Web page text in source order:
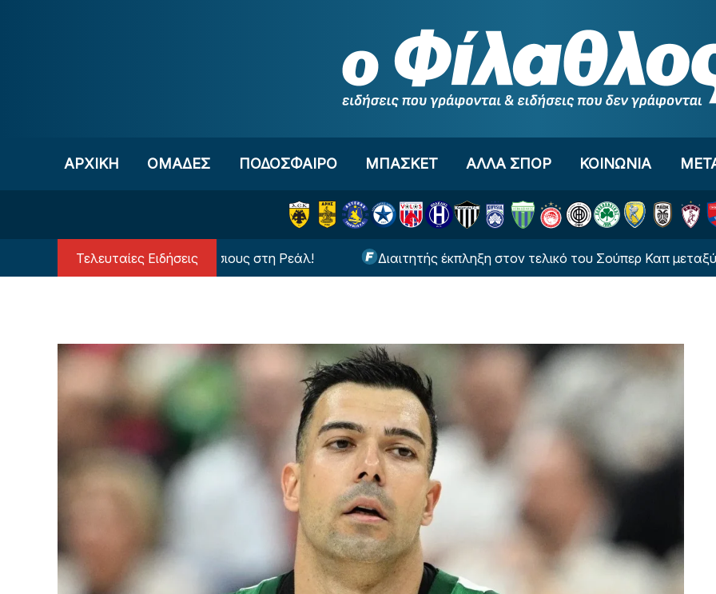
ΑΡΧΙΚΗ OΜΑΔΕΣ ΠΟΔΟΣΦΑΙΡΟ ΜΠΑΣΚΕΤ ΑΛΛΑ ΣΠΟΡ ΚΟΙΝΩΝΙΑ
Τελευταίες Ειδήσεις
Ανατροπή με τον Βινίσιους στη Ρεάλ! Διαιτητής έκπληξη στον τελικό του Σούπερ Καπ μεταξύ ΑΕΚ και